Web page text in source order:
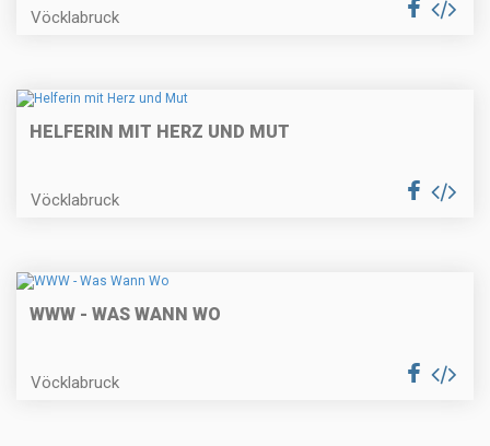
Vöcklabruck
HELFERIN MIT HERZ UND MUT
Vöcklabruck
WWW - WAS WANN WO
Vöcklabruck